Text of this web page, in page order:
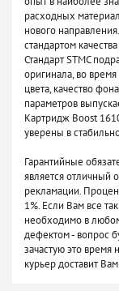
расходных
нового
стандартом
Стандарт STMC
оригинала, во
цвета, качество
параметров
Картридж Boost
уверены в
Гарантийные
является отличный
рекламации.
1%. Если Вам все
необходимо в
дефектом - вопрос
зачастую это
курьер доставит